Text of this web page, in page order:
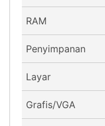
RAM
Penyimpanan
Layar
Grafis/VGA